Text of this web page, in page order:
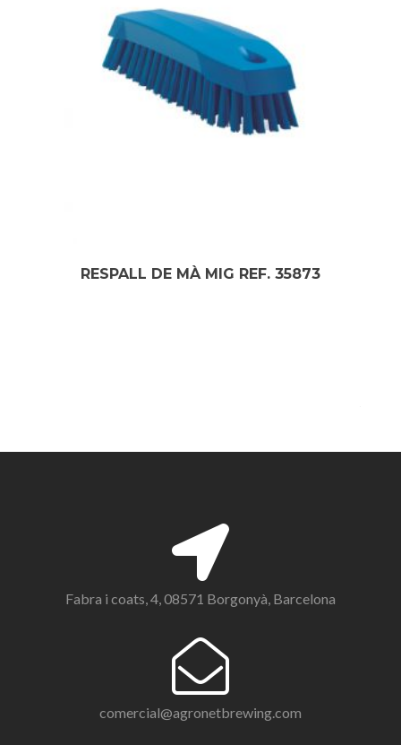
RESPALL DE MÀ MIG REF. 35873
Fabra i coats, 4, 08571 Borgonyà, Barcelona
comercial@agronetbrewing.com